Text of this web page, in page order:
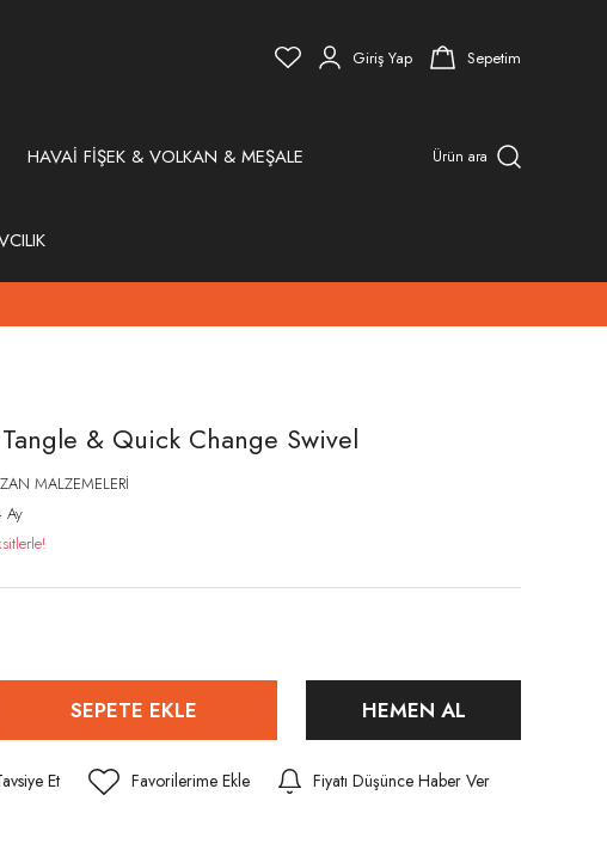
Giriş Yap Sepetim
HAVAİ FİŞEK & VOLKAN & MEŞALE Ürün ara
& Quick Change Swivel
MALZEMELERİ
Ay
SEPETE EKLE HEMEN AL
Et Fiyatı Düşünce Haber Ver